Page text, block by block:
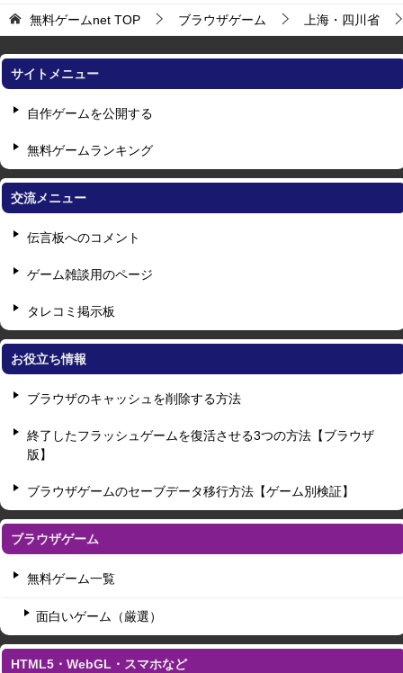
無料ゲームnet TOP ブラウザゲーム 上海・四川省
サイトメニュー
自作ゲームを公開する
無料ゲームランキング
交流メニュー
伝言板へのコメント
ゲーム雑談用のページ
タレコミ掲示板
お役立ち情報
ブラウザのキャッシュを削除する方法
終了したフラッシュゲームを復活させる3つの方法【ブラウザ
版】
ブラウザゲームのセーブデータ移行方法【ゲーム別検証】
ブラウザゲーム
無料ゲーム一覧
面白いゲーム（厳選）
HTML5・WebGL・スマホなど